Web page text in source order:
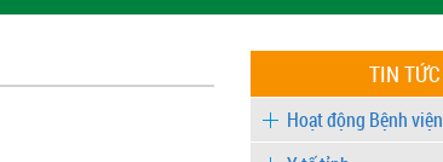
TIN TỨC
Hoạt động Bệnh viện